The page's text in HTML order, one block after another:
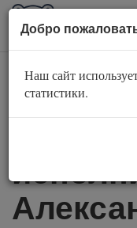
Слушать
Добро
Наш сайт
статистики.